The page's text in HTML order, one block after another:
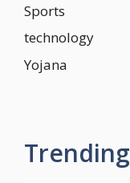
Sports
technology
Yojana
Trending